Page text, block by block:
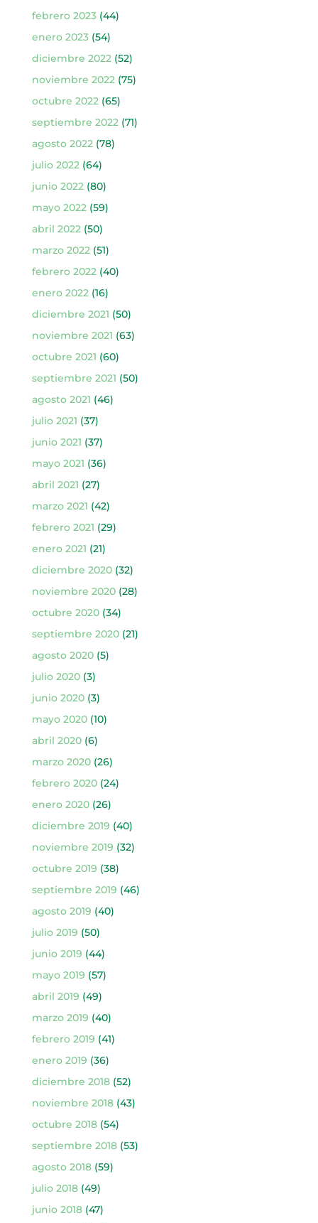
febrero 2023(44)
enero 2023(54)
diciembre 2022(52)
noviembre 2022(75)
octubre 2022(65)
septiembre 2022(71)
agosto 2022(78)
julio 2022(64)
junio 2022(80)
mayo 2022(59)
abril 2022(50)
marzo 2022(51)
febrero 2022(40)
enero 2022(16)
diciembre 2021 (50)
noviembre 2021 (63)
octubre 2021 (60)
septiembre 2021 (50)
agosto 2021 (46)
julio 2021 (37)
junio 2021 (37)
mayo 2021 (36)
abril 2021 (27)
marzo 2021 (42)
febrero 2021 (29)
enero 2021 (21)
diciembre 2020(32)
noviembre 2020(28)
octubre 2020(34)
septiembre 2020(21)
agosto 2020(5)
julio 2020(3)
junio 2020(3)
mayo 2020(10)
abril 2020(6)
marzo 2020(26)
febrero 2020(24)
enero 2020(26)
diciembre 2019 (40)
noviembre 2019 (32)
octubre 2019 (38)
septiembre 2019 (46)
agosto 2019 (40)
julio 2019 (50)
junio 2019 (44)
mayo 2019 (57)
abril 2019 (49)
marzo 2019 (40)
febrero 2019 (41)
enero 2019 (36)
diciembre 2018(52)
noviembre 2018(43)
octubre 2018(54)
septiembre 2018(53)
agosto 2018(59)
julio 2018(49)
junio 2018(47)